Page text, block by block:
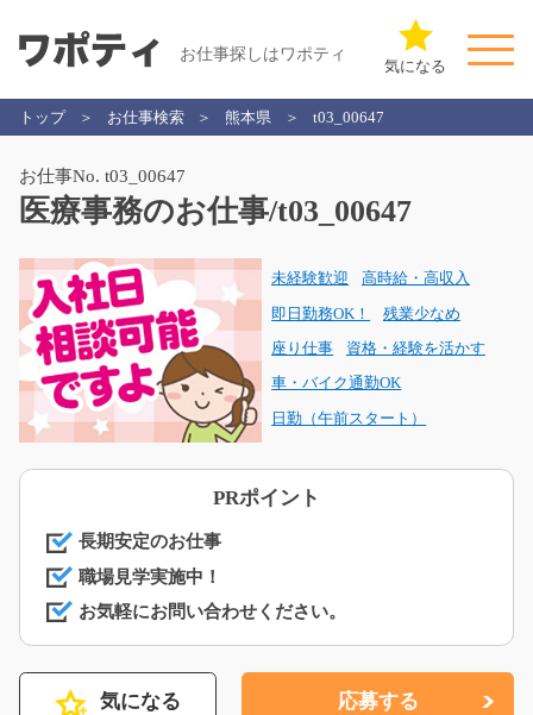
お仕事探しはワポティ
気になる
トップ お仕事検索 熊本県 t03_00647
お仕事No. t03_00647
医療事務のお仕事/t03_00647
未経験歓迎 高時給・高収入
即日勤務OK！ 残業少なめ
座り仕事 資格・経験を活かす
車・バイク通勤OK
日勤（午前スタート）
PRポイント
長期安定のお仕事
職場見学実施中！
お気軽にお問い合わせください。
気になる 応募する